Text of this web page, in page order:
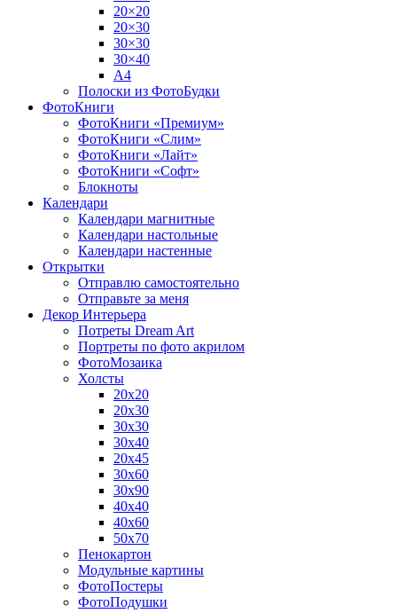
20×20
20×30
30×30
30×40
A4
Полоски из ФотоБудки
ФотоКниги
ФотоКниги «Премиум»
ФотоКниги «Слим»
ФотоКниги «Лайт»
ФотоКниги «Софт»
Блокноты
Календари
Календари магнитные
Календари настольные
Календари настенные
Открытки
Отправлю самостоятельно
Отправьте за меня
Декор Интерьера
Потреты Dream Art
Портреты по фото акрилом
ФотоМозаика
Холсты
20х20
20х30
30х30
30х40
20х45
30х60
30х90
40х40
40х60
50х70
Пенокартон
Модульные картины
ФотоПостеры
ФотоПодушки